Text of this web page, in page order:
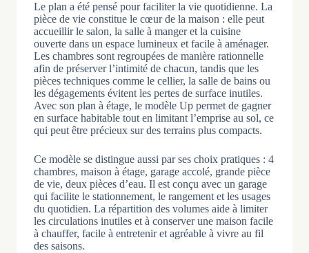
Le plan a été pensé pour faciliter la vie quotidienne. La
pièce de vie constitue le cœur de la maison : elle peut
accueillir le salon, la salle à manger et la cuisine
ouverte dans un espace lumineux et facile à aménager.
Les chambres sont regroupées de manière rationnelle
afin de préserver l’intimité de chacun, tandis que les
pièces techniques comme le cellier, la salle de bains ou
les dégagements évitent les pertes de surface inutiles.
Avec son plan à étage, le modèle Up permet de gagner
en surface habitable tout en limitant l’emprise au sol, ce
qui peut être précieux sur des terrains plus compacts.
Ce modèle se distingue aussi par ses choix pratiques : 4
chambres, maison à étage, garage accolé, grande pièce
de vie, deux pièces d’eau. Il est conçu avec un garage
qui facilite le stationnement, le rangement et les usages
du quotidien. La répartition des volumes aide à limiter
les circulations inutiles et à conserver une maison facile
à chauffer, facile à entretenir et agréable à vivre au fil
des saisons.